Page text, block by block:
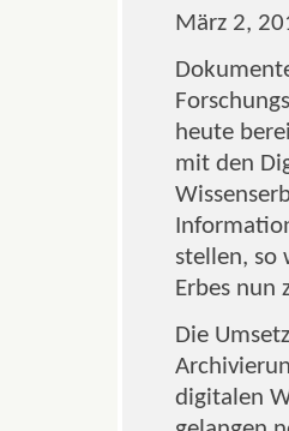
März 2,
heute
mit den
stellen, so
Erbes nun
Die
digitalen